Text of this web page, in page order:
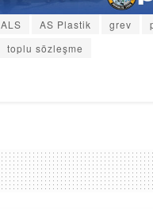
ALS AS Plastik grev
toplu sözleşme